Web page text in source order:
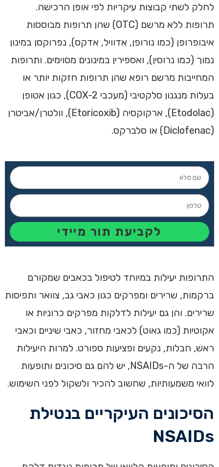
לחלק לשתי קבוצות עיקריות לפי אופן הרכישה.
תרופות ללא מרשם (OTC) שהן תרופות מבוססות
איבופרופן (כמו נורופן, אדוויל, אדקס), נפרוקסן במינון
נמוך (כמו נרוסין), ואספירין במינונים מסוימים. ותרופות
המחייבות מרשם רופא שהן תרופות חזקות יותר או
בעלות מנגנון סלקטיבי (מעכבי COX-2), כגון אטופן
(Etodolac), ארקוקסיה (Etoricoxib), וולטרן/אביטרן
(Diclofenac) או סלברקס.
לקביעת תור מיידי
התרופות יעילות במיוחד לטיפול בכאבים שמקורם
ברקמות, שרירים ומפרקים כגון כאבי גב, צוואר ותפיסות
שרירים. והן גם יעילות לדלקות מפרקים כרוניות או
אקוטיות (כמו גאוט) לכאבי מחזור, כאבי שיניים וכאבי
ראש, חבלות, נקעים ופציעות ספורט. למרות היעילות
הרבה של ה-NSAIDs, יש להם גם סיכונים ותופעות
לוואי משמעותיות, שחשוב להכיר ולשקול לפני השימוש.
הסיכונים העיקריים בנטילת
NSAIDs